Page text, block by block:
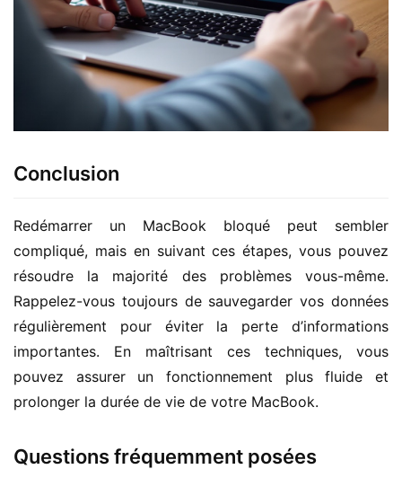
Conclusion
Redémarrer un MacBook bloqué peut sembler
compliqué, mais en suivant ces étapes, vous pouvez
résoudre la majorité des problèmes vous-même.
Rappelez-vous toujours de sauvegarder vos données
régulièrement pour éviter la perte d’informations
importantes. En maîtrisant ces techniques, vous
pouvez assurer un fonctionnement plus fluide et
prolonger la durée de vie de votre MacBook.
Questions fréquemment posées